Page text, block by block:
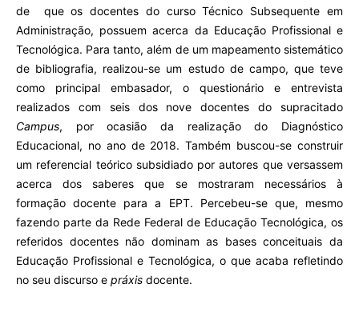
de que os docentes do curso Técnico Subsequente em
Administração, possuem acerca da Educação Profissional e
Tecnológica. Para tanto, além de um mapeamento sistemático
de bibliografia, realizou-se um estudo de campo, que teve
como principal embasador, o questionário e entrevista
realizados com seis dos nove docentes do supracitado
Campus, por ocasião da realização do Diagnóstico
Educacional, no ano de 2018. Também buscou-se construir
um referencial teórico subsidiado por autores que versassem
acerca dos saberes que se mostraram necessários à
formação docente para a EPT. Percebeu-se que, mesmo
fazendo parte da Rede Federal de Educação Tecnológica, os
referidos docentes não dominam as bases conceituais da
Educação Profissional e Tecnológica, o que acaba refletindo
no seu discurso e práxis docente.